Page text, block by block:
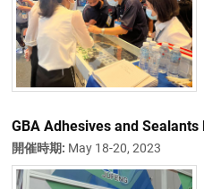
GBA Adhesives and
開催時期: May 18-20, 2023